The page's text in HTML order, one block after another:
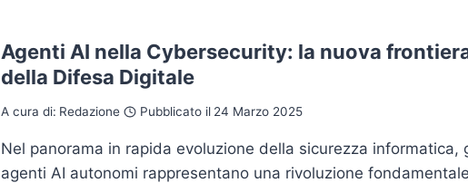
INFORMATICA:
NUOVI
PARADIGMI
DIFESA
Agenti AI nella Cybersecurity: la nuova
della Difesa Digitale
A cura di: Redazione Pubblicato il 24 Marzo 2025
Nel panorama in rapida evoluzione della sicurezza informatica,
agenti AI autonomi rappresentano una rivoluzione